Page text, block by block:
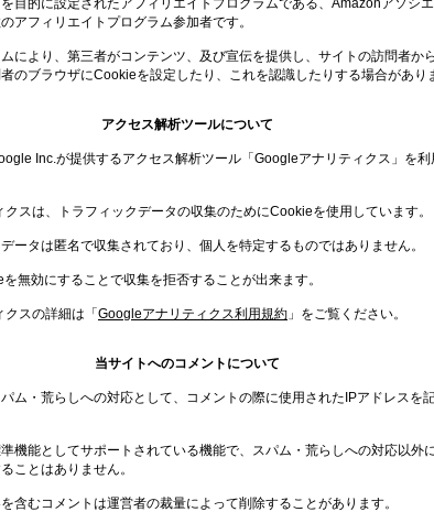
目的に設定されたアフィリエイトプログラムである、Amazonアソシ
アフィリエイトプログラム参加者です。
により、第三者がコンテンツ、及び宣伝を提供し、サイトの訪問者か
のブラウザにCookieを設定したり、これを認識したりする場合があり
アクセス解析ツールについて
Inc.が提供するアクセス解析ツール「Googleアナリティクス」を利
スは、トラフィックデータの収集のためにCookieを使用しています。
ータは匿名で収集されており、個人を特定するものではありません。
無効にすることで収集を拒否することが出来ます。
スの詳細は「 Googleアナリティクス利用規約 」をご覧ください。
当サイトへのコメントについて
ム・荒らしへの対応として、コメントの際に使用されたIPアドレスを
機能としてサポートされている機能で、スパム・荒らしへの対応以外
ことはありません。
含むコメントは運営者の裁量によって削除することがあります。